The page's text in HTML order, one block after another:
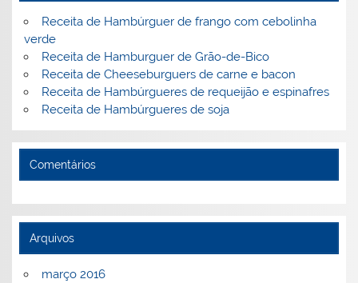
k
l
Receita de Hambúrguer de frango com cebolinha
verde
Receita de Hamburguer de Grão-de-Bico
Receita de Cheeseburguers de carne e bacon
Receita de Hambúrgueres de requeijão e espinafres
Receita de Hambúrgueres de soja
Comentários
Arquivos
março 2016